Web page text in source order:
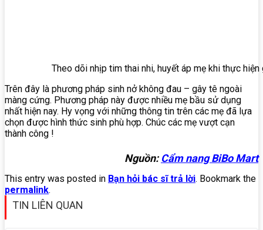
Theo dõi nhịp tim thai nhi, huyết áp mẹ khi thực
Trên đây là phương pháp sinh nở không đau – gây tê ngoài
màng cứng. Phương pháp này được nhiều mẹ bầu sử dụng
nhất hiện nay. Hy vọng với những thông tin trên các mẹ đã lựa
chọn được hình thức sinh phù hợp. Chúc các mẹ vượt cạn
thành công !
Nguồn: Cẩm nang BiBo Mart
This entry was posted in Bạn hỏi bác sĩ trả lời. Bookmark the
permalink.
TIN LIÊN QUAN